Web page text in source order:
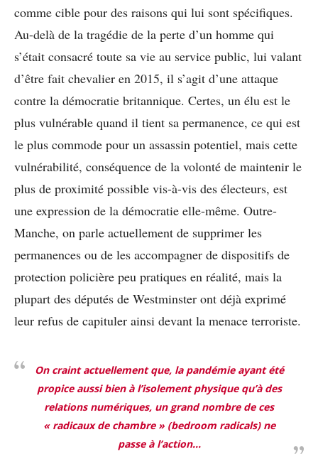
comme cible pour des raisons qui lui sont spécifiques.
Au-delà de la tragédie de la perte d’un homme qui
s’était consacré toute sa vie au service public, lui valant
d’être fait chevalier en 2015, il s’agit d’une attaque
contre la démocratie britannique. Certes, un élu est le
plus vulnérable quand il tient sa permanence, ce qui est
le plus commode pour un assassin potentiel, mais cette
vulnérabilité, conséquence de la volonté de maintenir le
plus de proximité possible vis-à-vis des électeurs, est
une expression de la démocratie elle-même. Outre-
Manche, on parle actuellement de supprimer les
permanences ou de les accompagner de dispositifs de
protection policière peu pratiques en réalité, mais la
plupart des députés de Westminster ont déjà exprimé
leur refus de capituler ainsi devant la menace terroriste.
On craint actuellement que, la pandémie ayant été
propice aussi bien à l’isolement physique qu’à des
relations numériques, un grand nombre de ces
« radicaux de chambre » (bedroom radicals) ne
passe à l’action…